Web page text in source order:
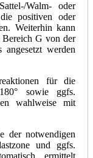
Walm- oder
positiven oder
Weiterhin kann
Bereich G von der
werden
für die
sowie ggfs.
wahlweise mit
der notwendigen
und ggfs.